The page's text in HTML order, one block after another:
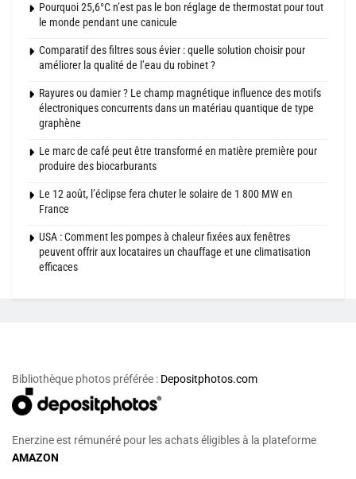
Pourquoi 25,6°C n’est pas le bon réglage de thermostat pour tout
le monde pendant une canicule
Comparatif des filtres sous évier : quelle solution choisir pour
améliorer la qualité de l’eau du robinet ?
Rayures ou damier ? Le champ magnétique influence des motifs
électroniques concurrents dans un matériau quantique de type
graphène
Le marc de café peut être transformé en matière première pour
produire des biocarburants
Le 12 août, l’éclipse fera chuter le solaire de 1 800 MW en
France
USA : Comment les pompes à chaleur fixées aux fenêtres
peuvent offrir aux locataires un chauffage et une climatisation
efficaces
Bibliothèque photos préférée : Depositphotos.com
Enerzine est rémunéré pour les achats éligibles à la plateforme
AMAZON